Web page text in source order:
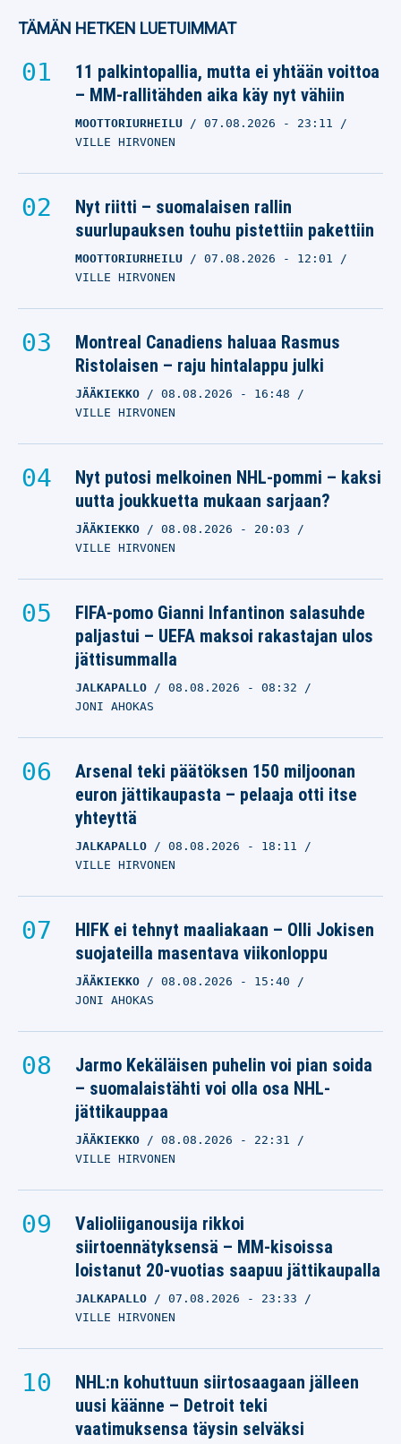
TÄMÄN HETKEN LUETUIMMAT
11 palkintopallia, mutta ei yhtään voittoa
– MM-rallitähden aika käy nyt vähiin
MOOTTORIURHEILU 07.08.2026 - 23:11
VILLE HIRVONEN
Nyt riitti – suomalaisen rallin
suurlupauksen touhu pistettiin pakettiin
MOOTTORIURHEILU 07.08.2026 - 12:01
VILLE HIRVONEN
Montreal Canadiens haluaa Rasmus
Ristolaisen – raju hintalappu julki
JÄÄKIEKKO 08.08.2026 - 16:48
VILLE HIRVONEN
Nyt putosi melkoinen NHL-pommi – kaksi
uutta joukkuetta mukaan sarjaan?
JÄÄKIEKKO 08.08.2026 - 20:03
VILLE HIRVONEN
FIFA-pomo Gianni Infantinon salasuhde
paljastui – UEFA maksoi rakastajan ulos
jättisummalla
JALKAPALLO 08.08.2026 - 08:32
JONI AHOKAS
Arsenal teki päätöksen 150 miljoonan
euron jättikaupasta – pelaaja otti itse
yhteyttä
JALKAPALLO 08.08.2026 - 18:11
VILLE HIRVONEN
HIFK ei tehnyt maaliakaan – Olli Jokisen
suojateilla masentava viikonloppu
JÄÄKIEKKO 08.08.2026 - 15:40
JONI AHOKAS
Jarmo Kekäläisen puhelin voi pian soida
– suomalaistähti voi olla osa NHL-
jättikauppaa
JÄÄKIEKKO 08.08.2026 - 22:31
VILLE HIRVONEN
Valioliiganousija rikkoi
siirtoennätyksensä – MM-kisoissa
loistanut 20-vuotias saapuu jättikaupalla
JALKAPALLO 07.08.2026 - 23:33
VILLE HIRVONEN
NHL:n kohuttuun siirtosaagaan jälleen
uusi käänne – Detroit teki
vaatimuksensa täysin selväksi